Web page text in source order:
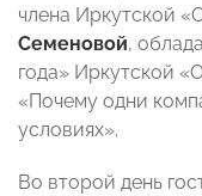
члена Иркутской
Семеновой,
года» Иркутской
«Почему одни
условиях».
Во второй день